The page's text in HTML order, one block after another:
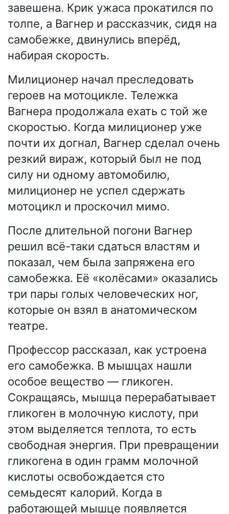
завешена. Крик ужаса прокатился по
толпе, а Вагнер и рассказчик, сидя на
самобежке, двинулись вперёд,
набирая скорость.
Милиционер начал преследовать
героев на мотоцикле. Тележка
Вагнера продолжала ехать с той же
скоростью. Когда милиционер уже
почти их догнал, Вагнер сделал очень
резкий вираж, который был не под
силу ни одному автомобилю,
милиционер не успел сдержать
мотоцикл и проскочил мимо.
После длительной погони Вагнер
решил всё-таки сдаться властям и
показал, чем была запряжена его
самобежка. Её «колёсами» оказались
три пары голых человеческих ног,
которые он взял в анатомическом
театре.
Профессор рассказал, как устроена
его самобежка. В мышцах нашли
особое вещество — гликоген.
Сокращаясь, мышца перерабатывает
гликоген в молочную кислоту, при
этом выделяется теплота, то есть
свободная энергия. При превращении
гликогена в один грамм молочной
кислоты освобождается сто
семьдесят калорий. Когда в
работающей мышце появляется